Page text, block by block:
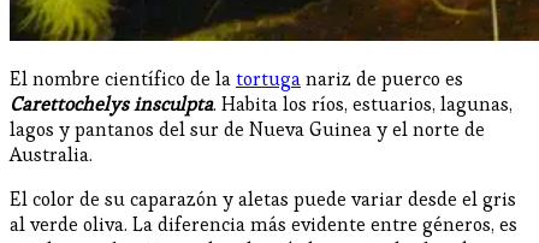
El nombre científico de latortuganariz de puerco es
Carettochelys insculpta. Habita los ríos, estuarios, lagunas,
lagos y pantanos del sur de Nueva Guinea y el norte de
Australia.
El color de su caparazón y aletas puede variar desde el gris
al verde oliva. La diferencia más evidente entre géneros, es